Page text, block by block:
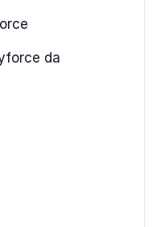
da